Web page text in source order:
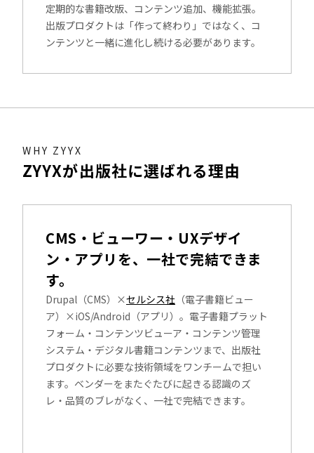
定期的な書籍改版、コンテンツ追加、機能拡張。
出版プロダクトは「作って終わり」ではなく、コ
ンテンツと一緒に進化し続ける必要があります。
WHY ZYYX
ZYYXが出版社に選ばれる理由
CMS・ビューワー・UXデザイ
ン・アプリを、一社で完結できま
す。
Drupal（CMS）×セルシス社 （電子書籍ビュー
ア）×iOS/Android（アプリ）。電子書籍プラット
フォーム・コンテンツビューア・コンテンツ管理
システム・デジタル書籍コンテンツまで、出版社
プロダクトに必要な技術領域をワンチームで担い
ます。ベンダーをまたぐたびに起きる認識のズ
レ・品質のブレがなく、一社で完結できます。